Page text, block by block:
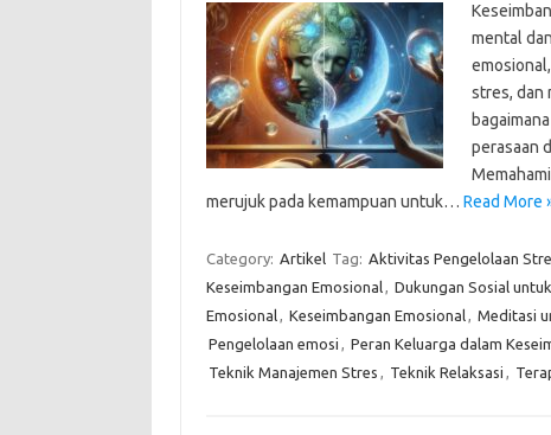
mental
stres, dan
perasaan
merujuk pada kemampuan untuk… Read More
Category: Artikel Tag: Aktivitas Pengelolaan
Keseimbangan Emosional, Dukungan Sosial
Emosional, Keseimbangan Emosional, Meditasi
Pengelolaan emosi , Peran Keluarga dalam
Teknik Manajemen Stres , Teknik Relaksasi ,